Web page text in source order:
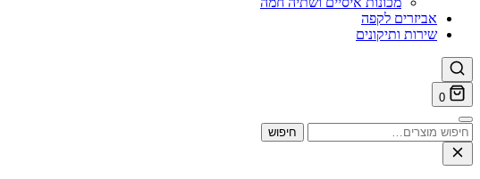
אביזרים לקפה
שירות ותיקונים
0
חיפוש
עבור:
חיפוש